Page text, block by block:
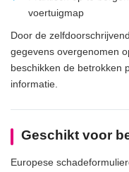
voertuigmap
Door de
gegevens overgenomen
beschikken de betrokken
informatie.
Geschikt voor
Europese